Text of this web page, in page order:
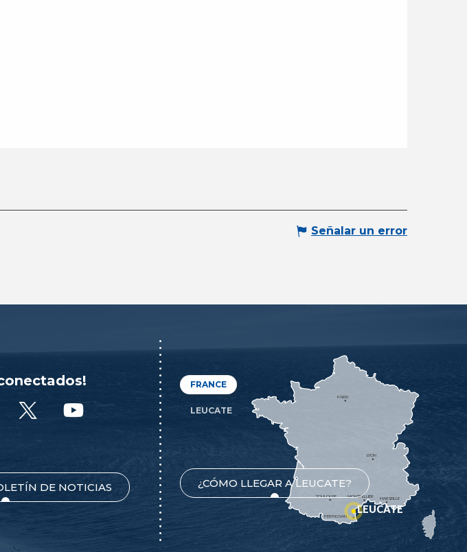
Señalar un error
DE NOTICIAS
FRANCE
LEUCATE
¿CÓMO LLEGAR A LEUCATE?
MONTPELLIER
PERPIGNAN
MARSEILLE
TOULOUSE
LYON
PARIS
LEUCATE